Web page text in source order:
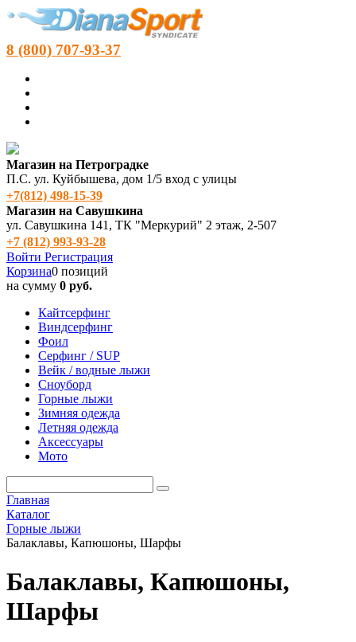
8 (800) 707-93-37
Магазин на Петроградке
П.С. ул. Куйбышева, дом 1/5 вход с улицы
+7(812) 498‑15-39
Магазин на Савушкина
ул. Савушкина 141, ТК "Меркурий" 2 этаж, 2-507
+7 (812) 993-93-28
Войти Регистрация
Корзина0 позиций
на сумму 0 руб.
Кайтсерфинг
Виндсерфинг
Фоил
Серфинг / SUP
Вейк / водные лыжи
Сноуборд
Горные лыжи
Зимняя одежда
Летняя одежда
Аксессуары
Мото
Главная
Каталог
Горные лыжи
Балаклавы, Капюшоны, Шарфы
Балаклавы, Капюшоны,
Шарфы